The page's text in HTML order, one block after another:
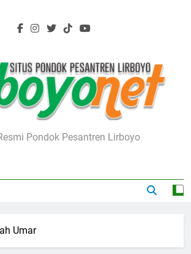
Pondok Pesantren Lirboyo
Umar